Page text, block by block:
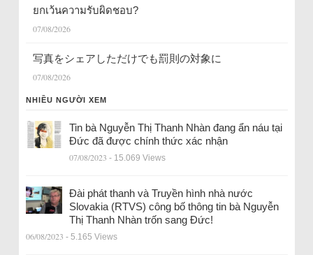
ยกเว้นความรับผิดชอบ?
07/08/2026
写真をシェアしただけでも罰則の対象に
07/08/2026
NHIỀU NGƯỜI XEM
Tin bà Nguyễn Thị Thanh Nhàn đang ẩn náu tại
Đức đã được chính thức xác nhận
07/08/2023 - 15.069 Views
Đài phát thanh và Truyền hình nhà nước
Slovakia (RTVS) công bố thông tin bà Nguyễn
Thị Thanh Nhàn trốn sang Đức!
06/08/2023 - 5.165 Views